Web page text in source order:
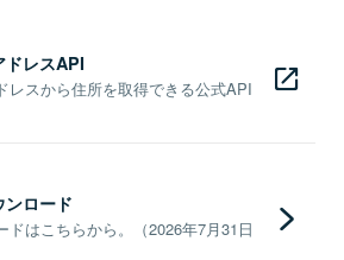
ドレスAPI
レスから住所を取得できる公式API
ロード
ドはこちらから。（2026年7月31日